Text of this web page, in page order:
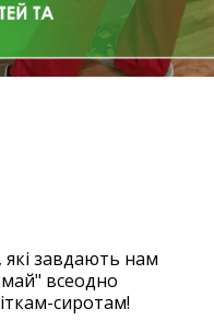
завдають нам
всеодно
сиротам!